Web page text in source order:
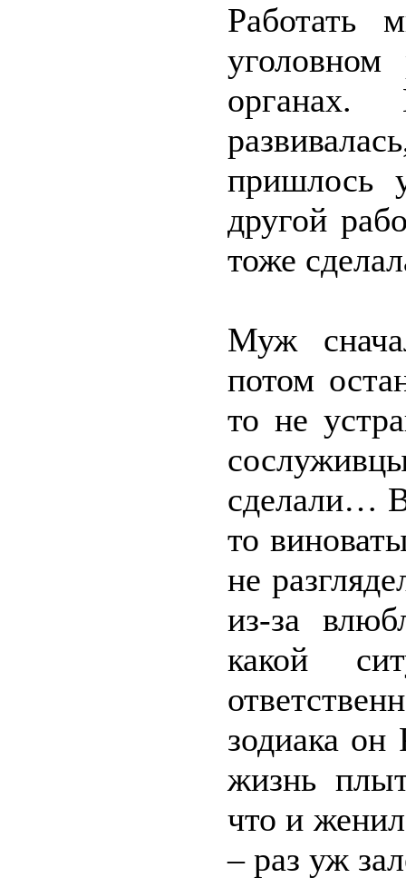
Работать
органах.
пришлось
другой
тоже
Муж
потом
то не
сделали…
то
не
из-за
какой
зодиака
жизнь
что и
– раз уж